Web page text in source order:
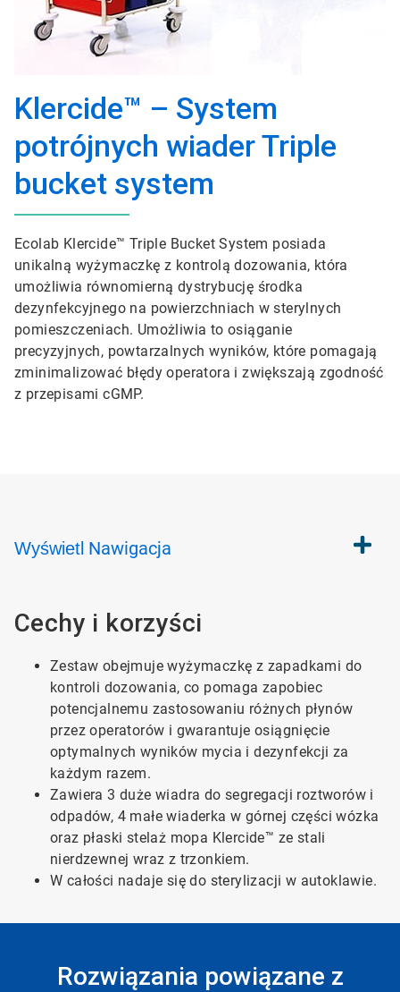
Klercide™ – System
potrójnych wiader Triple
bucket system
Ecolab Klercide™ Triple Bucket System posiada
unikalną wyżymaczkę z kontrolą dozowania, która
umożliwia równomierną dystrybucję środka
dezynfekcyjnego na powierzchniach w sterylnych
pomieszczeniach. Umożliwia to osiąganie
precyzyjnych, powtarzalnych wyników, które pomagają
zminimalizować błędy operatora i zwiększają zgodność
z przepisami cGMP.
Wyświetl Nawigacja
Cechy i korzyści
Zestaw obejmuje wyżymaczkę z zapadkami do
kontroli dozowania, co pomaga zapobiec
potencjalnemu zastosowaniu różnych płynów
przez operatorów i gwarantuje osiągnięcie
optymalnych wyników mycia i dezynfekcji za
każdym razem.
Zawiera 3 duże wiadra do segregacji roztworów i
odpadów, 4 małe wiaderka w górnej części wózka
oraz płaski stelaż mopa Klercide™ ze stali
nierdzewnej wraz z trzonkiem.
W całości nadaje się do sterylizacji w autoklawie.
Rozwiązania powiązane z